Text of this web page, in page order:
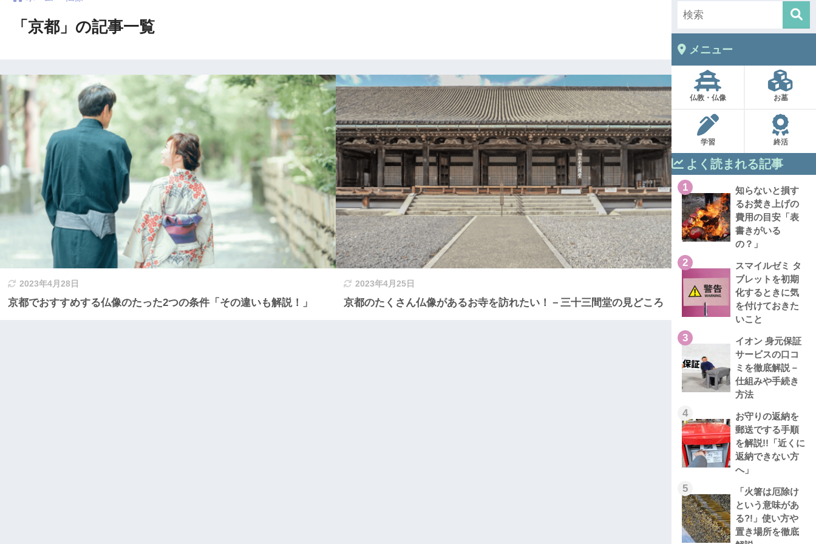
「京都」の記事一覧
2023年4月28日
京都でおすすめする仏像のたった2つの条件「その違いも解説！」
2023年4月25日
京都のたくさん仏像があるお寺を訪れたい！－三十三間堂の見どころ
メニュー
仏教・仏像 お墓
学習 終活
よく読まれる記事
1
知らないと損す
るお焚き上げの
費用の目安「表
書きがいる
の？」
2
スマイルゼミ タ
ブレットを初期
化するときに気
を付けておきた
いこと
3
イオン 身元保証
サービスの口コ
ミを徹底解説－
仕組みや手続き
方法
4
お守りの返納を
郵送でする手順
を解説!!「近くに
返納できない方
へ」
5
「火箸は厄除け
という意味があ
る?!」使い方や
置き場所を徹底